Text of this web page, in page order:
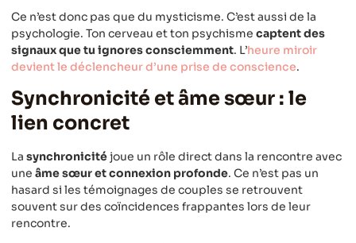
Ce n’est donc pas que du mysticisme. C’est aussi de la
psychologie. Ton cerveau et ton psychisme captent des
signaux que tu ignores consciemment. L’heure miroir
devient le déclencheur d’une prise de conscience.
Synchronicité et âme sœur : le
lien concret
La synchronicitéjoue un rôle direct dans la rencontre avec
une âme sœur et connexion profonde. Ce n’est pas un
hasard si les témoignages de couples se retrouvent
souvent sur des coïncidences frappantes lors de leur
rencontre.